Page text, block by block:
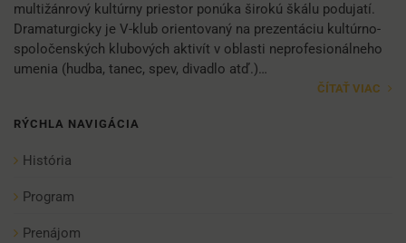
multižánrový kultúrny priestor ponúka širokú škálu podujatí.
Dramaturgicky je V-klub orientovaný na prezentáciu kultúrno-
spoločenských klubových aktivít v oblasti neprofesionálneho
umenia (hudba, tanec, spev, divadlo atď.)…
ČÍTAŤ VIAC
RÝCHLA NAVIGÁCIA
História
Program
Prenájom